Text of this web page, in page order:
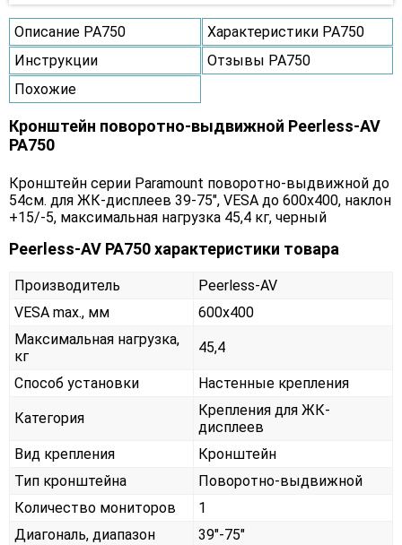
Описание PA750
Характеристики PA750
Инструкции
Отзывы PA750
Похожие
Кронштейн поворотно-выдвижной Peerless-AV
PA750
Кронштейн серии Paramount поворотно-выдвижной до
54см. для ЖК-дисплеев 39-75", VESA до 600x400, наклон
+15/-5, максимальная нагрузка 45,4 кг, черный
Peerless-AV PA750 характеристики товара
Производитель
Peerless-AV
VESA max., мм
600x400
Максимальная нагрузка,
кг
45,4
Способ установки Настенные крепления
Категория
Крепления для ЖК-
дисплеев
Вид крепления
Кронштейн
Тип кронштейна
Поворотно-выдвижной
Количество мониторов
1
Диагональ, диапазон
39"-75"